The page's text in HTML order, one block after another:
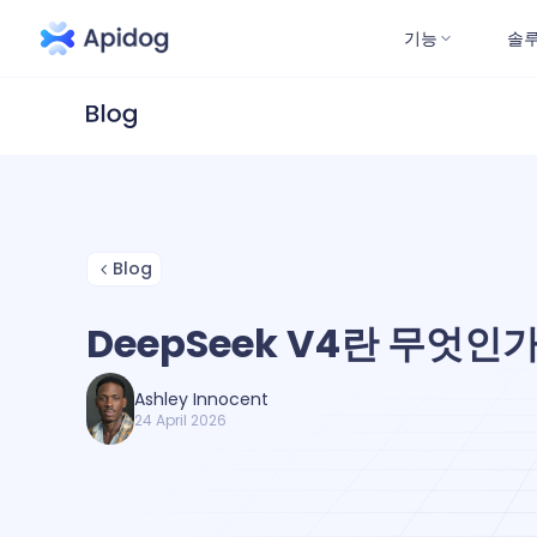
기능 솔
Blog
DeepSeek V4란 무엇인
Ashley Innocent
24 April 2026